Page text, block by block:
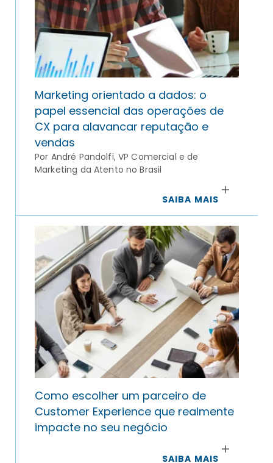
Marketing orientado a dados: o
papel essencial das operações de
CX para alavancar reputação e
vendas
Por André Pandolfi, VP Comercial e de
Marketing da Atento no Brasil
SAIBA MAIS
Como escolher um parceiro de
Customer Experience que realmente
impacte no seu negócio
SAIBA MAIS